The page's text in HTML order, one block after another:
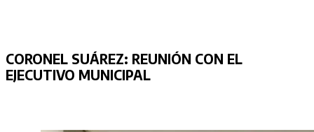
CORONEL SUÁREZ: REUNIÓN CON EL
EJECUTIVO MUNICIPAL